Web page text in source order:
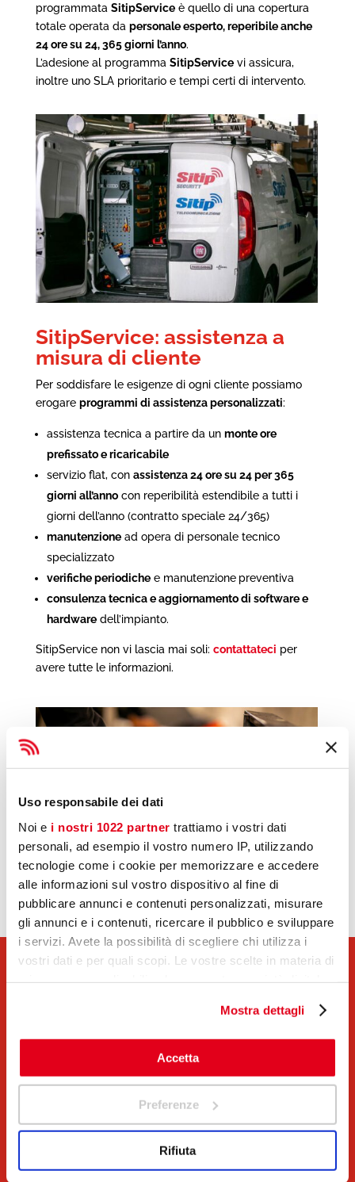
Uso responsabile dei dati
Noi e i nostri 1022 partner trattiamo i vostri dati
personali, ad esempio il vostro numero IP, utilizzando
tecnologie come i cookie per memorizzare e accedere
alle informazioni sul vostro dispositivo al fine di
pubblicare annunci e contenuti personalizzati, misurare
gli annunci e i contenuti, ricercare il pubblico e sviluppare
i servizi. Avete la possibilità di scegliere chi utilizza i
vostri dati e per quali scopi. Le vostre scelte in materia di
modificare o revocare il proprio consenso in qualsiasi
momento dalla Dichiarazione sui cookie o facendo clic
sull'icona di attivazione della privacy.
geografica, con un'approssimazione di qualche
Identificare il tuo dispositivo, scansionandolo
Mostra dettagli
Accetta
Preferenze
Rifiuta
programmata SitipServiceè quello di una copertura
totale operata da personale esperto, reperibile anche
24 ore su 24, 365 giorni l’anno.
L’adesione al programma SitipServicevi assicura,
inoltre uno SLA prioritario e tempi certi di intervento.
SitipService: assistenza a
misura di cliente
Per soddisfare le esigenze di ogni cliente possiamo
erogare programmi di assistenza personalizzati:
assistenza tecnica a partire da un monte ore
prefissato e ricaricabile
servizio flat, con assistenza 24 ore su 24 per 365
giorni all’annocon reperibilità estendibile a tutti i
giorni dell’anno (contratto speciale 24/365)
manutenzionead opera di personale tecnico
specializzato
verifiche periodichee manutenzione preventiva
consulenza tecnica e aggiornamento di software e
hardwaredell’impianto.
SitipService non vi lascia mai soli: contattateci per
avere tutte le informazioni.
CONTATTACI
Effettua una chiamata gratuita via Web
oppure compila il modulo,
riceverai una risposta al più presto!
Nome*